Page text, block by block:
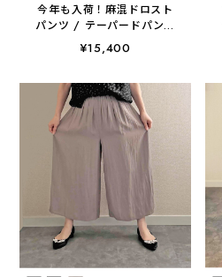
今年も入荷！麻混ドロスト
パンツ / テーパードパンツ
ウエストゴム 【手洗い可
/ 日本製 】
¥15,400